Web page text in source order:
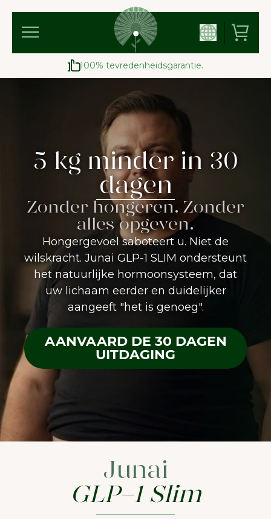
100% tevredenheidsgarantie.
5 kg minder in 30
dagen
Zonder hongeren. Zonder
alles opgeven.
Hongergevoel saboteert u. Niet de
wilskracht. Junai GLP-1 SLIM ondersteunt
het natuurlijke hormoonsysteem, dat
uw lichaam eerder en duidelijker
aangeeft "het is genoeg".
AANVAARD DE 30 DAGEN
UITDAGING
Junai
GLP-1 Slim